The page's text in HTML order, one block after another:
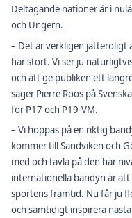
Deltagande nationer är i
och Ungern.
– Det är verkligen jätteroligt
här stort. Vi ser ju
och att ge publiken ett
säger Pierre Roos på
för P17 och P19-VM.
– Vi hoppas på en riktig
kommer till Sandviken och
med och tävla på den här
internationella bandyn är
sportens framtid. Nu får ju
och samtidigt inspirera